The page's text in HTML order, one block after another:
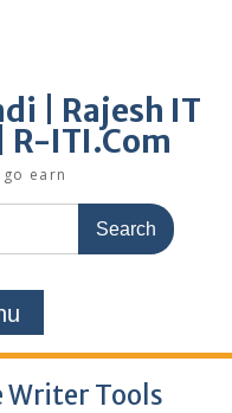
| Rajesh IT
ITI.Com
earn
Writer Tools